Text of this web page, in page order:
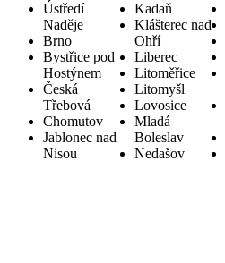
Ústředí
Naděje
Brno
Bystřice pod
Hostýnem
Česká
Třebová
Chomutov
Jablonec nad
Nisou
Kadaň
Klášterec nad
Ohří
Liberec
Litoměřice
Litomyšl
Lovosice
Mladá
Boleslav
Nedašov